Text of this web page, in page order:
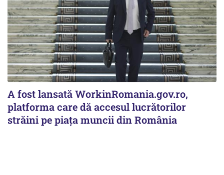
A fost lansată WorkinRomania.gov.ro,
platforma care dă accesul lucrătorilor
străini pe piața muncii din România